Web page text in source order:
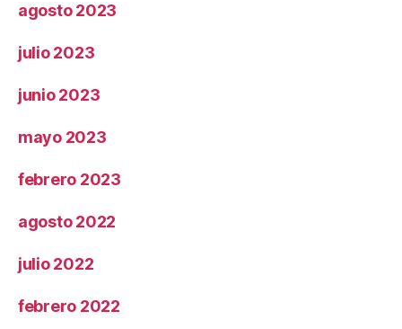
agosto 2023
julio 2023
junio 2023
mayo 2023
febrero 2023
agosto 2022
julio 2022
febrero 2022